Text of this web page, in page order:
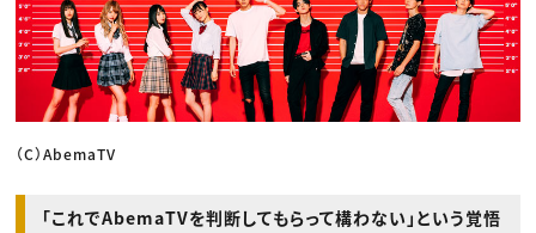
（C）AbemaTV
「これでAbemaTVを判断してもらって構わない」という覚悟